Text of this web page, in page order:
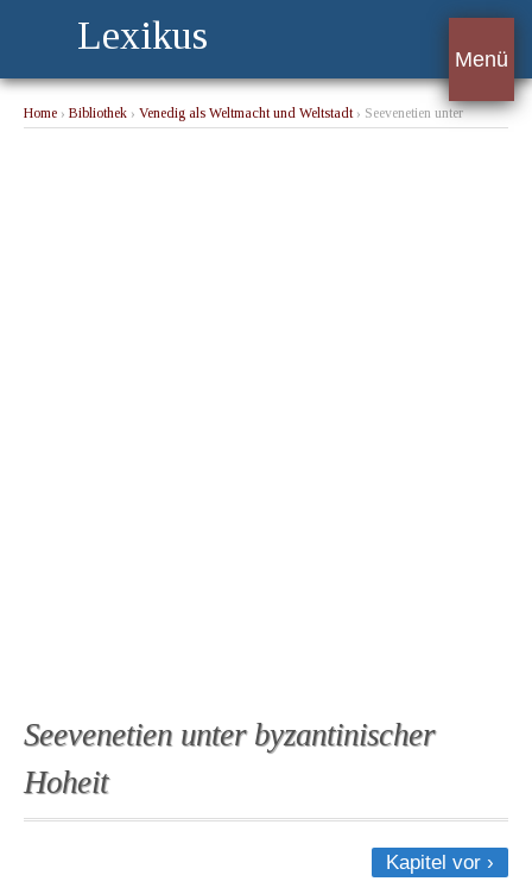
Lexikus
Menü
Home › Bibliothek › Venedig als Weltmacht und Weltstadt› Seevenetien unter
Seevenetien unter byzantinischer
Hoheit
Kapitel vor ›